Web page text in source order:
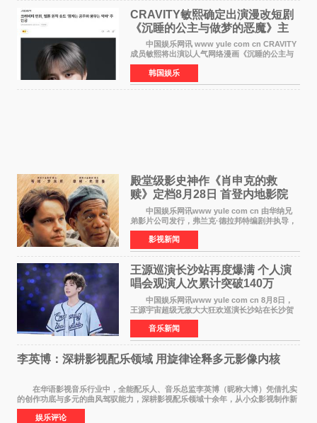
CRAVITY敏熙确定出演漫改短剧
《沉睡的公主与做梦的恶魔》主
人公
中国娱乐网讯 www yule com cn CRAVITY
成员敏熙将出演以人气网络漫画《沉睡的公主与
做梦的恶魔》为原作的短剧，担任主人公。
该短剧讲述了一直照顾陷入沉睡状态女友的吴
敏，在夜空中看
韩国娱乐
殿堂级影史神作《肖申克的救
赎》定档8月28日 首登内地影院
中国娱乐网讯www yule com cn 由华纳兄
弟影片公司发行，弗兰克·德拉邦特编剧并执导，
蒂姆·罗宾斯、摩根·弗里曼主演的影史传世经典
《肖申克的救赎》（The Shawshank
Redemption）今日发布
影视新闻
王源巡演长沙站再度爆满 个人演
唱会观演人次累计突破140万
中国娱乐网讯www yule com cn 8月8日，
王源宇宙超级无敌大大狂欢巡演长沙站在长沙贺
龙体育场唱响，这也是王源个人巡演首次登陆长
沙。十年前，王源曾在这座熟悉的城市举办16岁
生日会，从当初的
音乐新闻
李英博：深耕影视配乐领域 用旋律诠释多元影像内核
在华语影视音乐行业中，全能配乐人、音乐总监李英博（昵称大博）凭借扎实
的创作功底与多元的曲风驾驭能力，深耕影视配乐领域十余年，从小众影视制作新
人成长为横跨主旋律电影、动画番剧、网剧
娱乐评论